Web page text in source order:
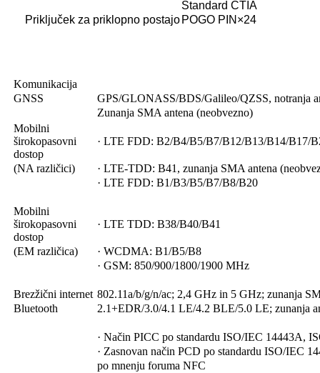
Standard CTIA
Priključek za priklopno postajo POGO PIN×24
Komunikacija
GNSS
GPS/GLONASS/BDS/Galileo/QZSS, notranja
Zunanja SMA antena (neobvezno)
Mobilni
širokopasovni
dostop
· LTE FDD: B2/B4/B5/B7/B12/B13/B14/B17/
(NA različici)
· LTE-TDD: B41, zunanja SMA antena
· LTE FDD: B1/B3/B5/B7/B8/B20
Mobilni
širokopasovni
dostop
· LTE TDD: B38/B40/B41
(EM različica)
· WCDMA: B1/B5/B8
· GSM: 850/900/1800/1900 MHz
Brezžični internet 802.11a/b/g/n/ac; 2,4 GHz in 5 GHz; zunanja
Bluetooth
2.1+EDR/3.0/4.1 LE/4.2 BLE/5.0 LE; zunanja
· Način PICC po standardu ISO/IEC 14443A,
· Zasnovan način PCD po standardu ISO/IEC
po mnenju foruma NFC